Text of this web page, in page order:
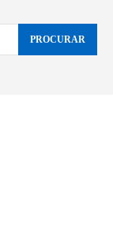
PROCURAR